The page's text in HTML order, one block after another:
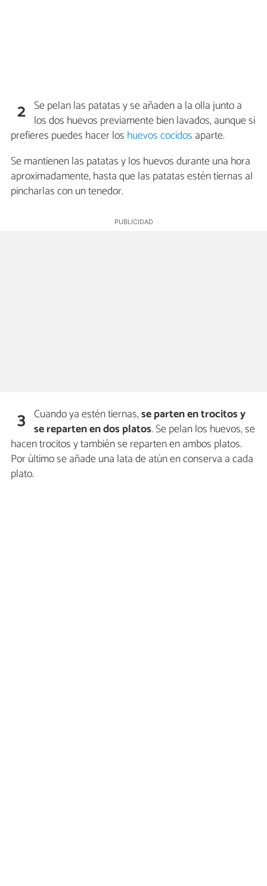
2 Se pelan las patatas y se añaden a la olla junto a
los dos huevos previamente bien lavados, aunque si
prefieres puedes hacer los huevos cocidos aparte.
Se mantienen las patatas y los huevos durante una hora
aproximadamente, hasta que las patatas estén tiernas al
pincharlas con un tenedor.
3 Cuando ya estén tiernas,se parten en trocitos y
se reparten en dos platos. Se pelan los huevos, se
hacen trocitos y también se reparten en ambos platos.
Por último se añade una lata de atún en conserva a cada
plato.